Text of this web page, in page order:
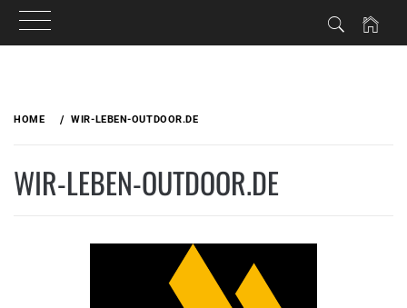
HOME WIR-LEBEN-OUTDOOR.DE
WIR-LEBEN-OUTDOOR.DE